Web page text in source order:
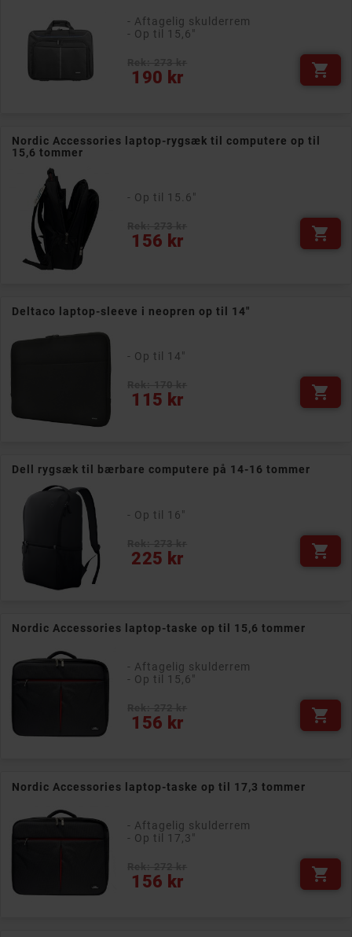
- Aftagelig skulderrem
- Op til 15,6"
190 kr
Pris 
Nordic Accessories laptop-rygsæk til computere op til
15,6 tommer
- Op til 15.6"
156 kr
Pris 
Deltaco laptop-sleeve i neopren op til 14"
- Op til 14"
115 kr
Pris 
Dell rygsæk til bærbare computere på 14-16 tommer
- Op til 16"
225 kr
Pris 
Nordic Accessories laptop-taske op til 15,6 tommer
- Aftagelig skulderrem
- Op til 15,6"
156 kr
Pris 
Nordic Accessories laptop-taske op til 17,3 tommer
- Aftagelig skulderrem
- Op til 17,3"
156 kr
Pris 